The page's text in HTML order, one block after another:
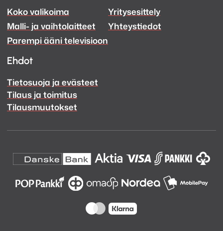
Ääni
Facebook
Ääni
Instagram
Koko valikoima
Malli- ja vaihtolaitteet
Parempi ääni televisioon
Yritysesittely
Yhteystiedot
Ehdot
Tietosuoja ja evästeet
Tilaus ja toimitus
Tilausmuutokset